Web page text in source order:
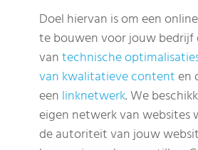
Doel hiervan is om een
te bouwen voor jouw bedrijf
vantechnische
van kwalitatieve contenten
een linknetwerk. We
eigen netwerk van websites
de autoriteit van jouw